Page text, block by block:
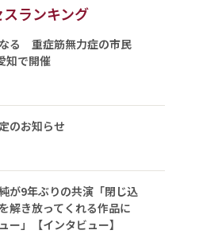
スランキング
る 重症筋無力症の市民
知で開催
のお知らせ
が9年ぶりの共演「閉じ込
解き放ってくれる作品に
」【インタビュー】